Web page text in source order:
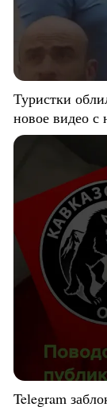
Туристки
новое видео с
Telegram